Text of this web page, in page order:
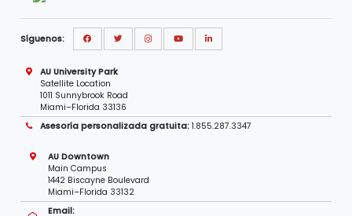
Síguenos:
AU University Park
Satellite Location
1011 Sunnybrook Road
Miami–Florida 33136
Asesoría personalizada gratuita: 1.855.287.3347
AU Downtown
Main Campus
1442 Biscayne Boulevard
Miami–Florida 33132
Email: